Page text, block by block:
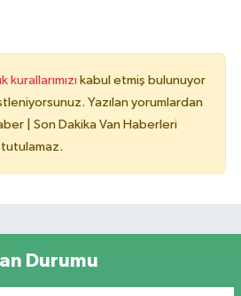
kurallarımızı kabul etmiş bulunuyor
Yazılan yorumlardan
| Son Dakika Van Haberleri
Durumu